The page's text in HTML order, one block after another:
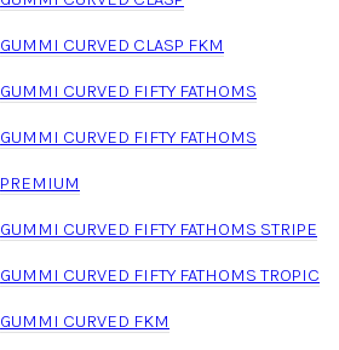
GUMMI CURVED CLASP FKM
GUMMI CURVED FIFTY FATHOMS
GUMMI CURVED FIFTY FATHOMS
PREMIUM
GUMMI CURVED FIFTY FATHOMS STRIPE
GUMMI CURVED FIFTY FATHOMS TROPIC
GUMMI CURVED FKM